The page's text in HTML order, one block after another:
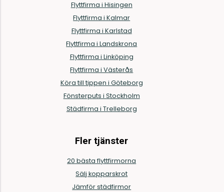
Flyttfirma i Hisingen
Flyttfirma i Kalmar
Flyttfirma i Karlstad
Flyttfirma i Landskrona
Flyttfirma i Linköping
Flyttfirma i Västerås
Köra till tippen i Göteborg
Fönsterputs i Stockholm
Städfirma i Trelleborg
Fler tjänster
20 bästa flyttfirmorna
Sälj kopparskrot
Jämför städfirmor